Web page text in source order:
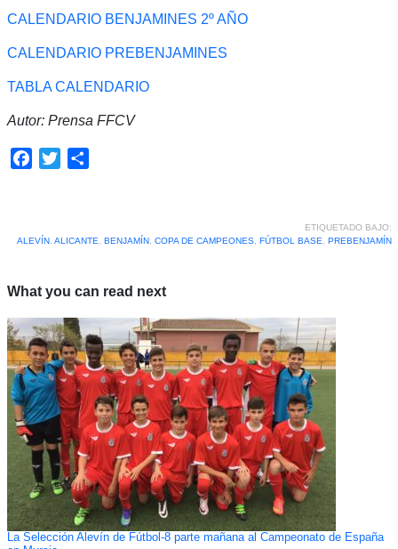
CALENDARIO BENJAMINES 2º AÑO
CALENDARIO PREBENJAMINES
TABLA CALENDARIO
Autor: Prensa FFCV
Facebook
Twitter
ETIQUETADO BAJO:
ALEVÍN, ALICANTE BENJAMÍN, COPA DE CAMPEONES, FÚTBOL BASE PREBENJAMÍN
What you can read next
La Selección Alevín de Fútbol-8 parte mañana al Campeonato de España